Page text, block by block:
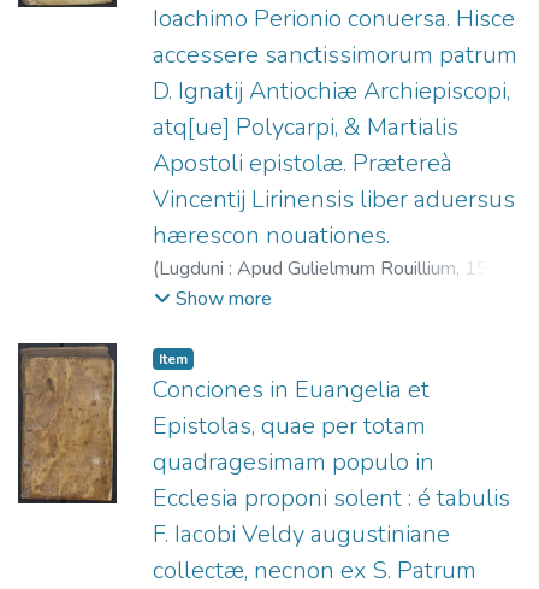
Ioachimo Perionio conuersa. Hisce
accessere sanctissimorum patrum
D. Ignatij Antiochiæ Archiepiscopi,
atq[ue] Polycarpi, & Martialis
Apostoli epistolæ. Prætereà
Vincentij Lirinensis liber aduersus
hærescon nouationes.
(Lugduni : Apud Gulielmum Rouillium, 1585
Pseudo-Dionisio Areopagita.
(O.S.B.), ca. 1499-1559?
Antioquía, Santo, m. ca. 110. Epistolae.
Policarpo, Santo. Epistola ad philippenses.
Marcial, Santo. Epistola ad Burdegalenses.
Vicente de Lérins, Santo, m. ca. 450.
Commonitorium.
Show more
Item
Conciones in Euangelia et
Epistolas, quae per totam
quadragesimam populo in
Ecclesia proponi solent : é tabulis
F. Iacobi Veldy augustiniane
collectæ, necnon ex S. Patrum